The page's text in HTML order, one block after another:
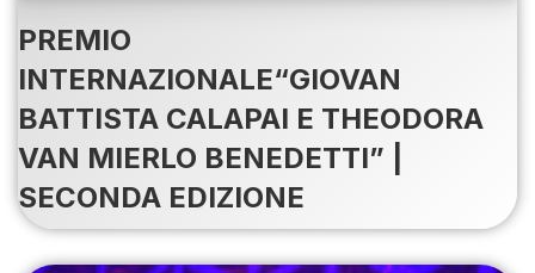
PREMIO
INTERNAZIONALE“GIOVAN
BATTISTA CALAPAI E THEODORA
VAN MIERLO BENEDETTI” |
SECONDA EDIZIONE